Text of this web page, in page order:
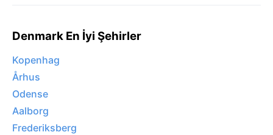
Denmark En İyi Şehirler
Kopenhag
Århus
Odense
Aalborg
Frederiksberg